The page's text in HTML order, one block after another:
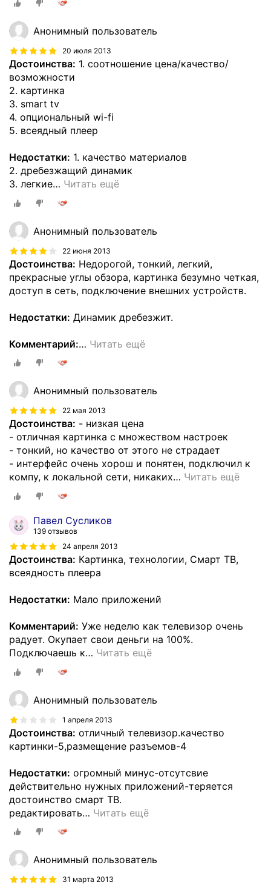
Анонимный пользователь
20 июля 2013
Достоинства: 1. соотношение цена/качество/
возможности
2. картинка
3. smart tv
4. опциональный wi-fi
5. всеядный плеер
Недостатки: 1. качество материалов
2. дребезжащий динамик
3. легкие… Читать ещё
Анонимный пользователь
22 июня 2013
Достоинства: Недорогой, тонкий, легкий,
прекрасные углы обзора, картинка безумно четкая,
доступ в сеть, подключение внешних устройств.
Недостатки: Динамик дребезжит.
Комментарий:… Читать ещё
Анонимный пользователь
22 мая 2013
Достоинства: - низкая цена
- отличная картинка с множеством настроек
- тонкий, но качество от этого не страдает
- интерфейс очень хорош и понятен, подключил к
компу, к локальной сети, никаких… Читать ещё
Павел Сусликов
139 отзывов
24 апреля 2013
Достоинства: Картинка, технологии, Смарт ТВ,
всеядность плеера
Недостатки: Мало приложений
Комментарий: Уже неделю как телевизор очень
радует. Окупает свои деньги на 100%.
Подключаешь к… Читать ещё
Анонимный пользователь
1 апреля 2013
Достоинства: отличный телевизор.качество
картинки-5,размещение разъемов-4
Недостатки: огромный минус-отсутсвие
действительно нужных приложений-теряется
достоинство смарт ТВ.
редактировать… Читать ещё
Анонимный пользователь
31 марта 2013